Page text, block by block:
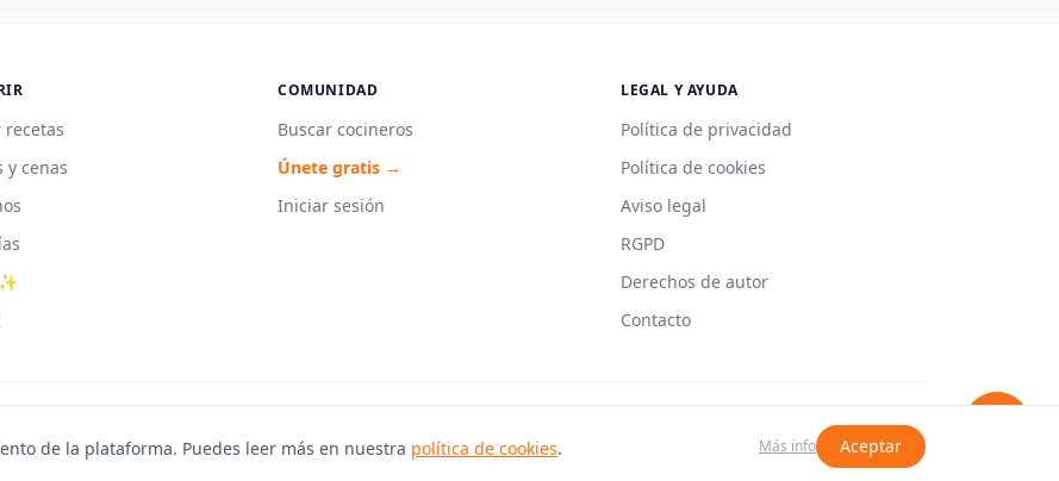
recetas
y cenas
COMUNIDAD
Buscar cocineros
Únete gratis →
Iniciar sesión
LEGAL Y AYUDA
Política de privacidad
Política de cookies
Aviso legal
RGPD
Derechos de autor
Contacto
de la plataforma. Puedes leer más en nuestra política de cookies. Más info Aceptar